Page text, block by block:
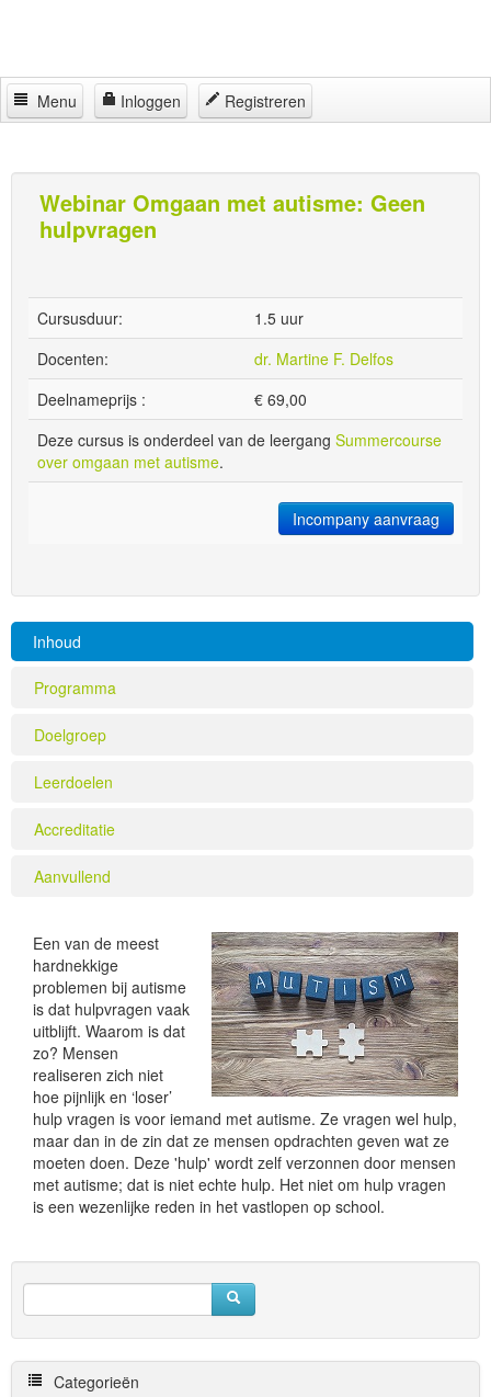
Menu Inloggen
Registreren
Partners
Locaties
Contact
Webinar Omgaan met autisme: Geen
hulpvragen
Cursusduur:
1.5 uur
Docenten:
dr. Martine F. Delfos
Deelnameprijs :
€ 69,00
Deze cursus is onderdeel van de leergang Summercourse
over omgaan met autisme.
Incompany aanvraag
Inhoud
Programma
Doelgroep
Leerdoelen
Accreditatie
Aanvullend
Een van de meest
hardnekkige
problemen bij autisme
is dat hulpvragen vaak
uitblijft. Waarom is dat
zo? Mensen
realiseren zich niet
hoe pijnlijk en ‘loser’
hulp vragen is voor iemand met autisme. Ze vragen wel hulp,
maar dan in de zin dat ze mensen opdrachten geven wat ze
moeten doen. Deze 'hulp' wordt zelf verzonnen door mensen
met autisme; dat is niet echte hulp. Het niet om hulp vragen
is een wezenlijke reden in het vastlopen op school.
Categorieën